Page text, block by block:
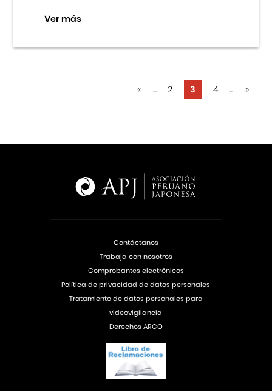
Ver más
« ... 2 3 4 ... »
Contáctanos
Trabaja con nosotros
Comprobantes electrónicos
Política de privacidad de datos personales
Tratamiento de datos personales para
videovigilancia
Derechos ARCO